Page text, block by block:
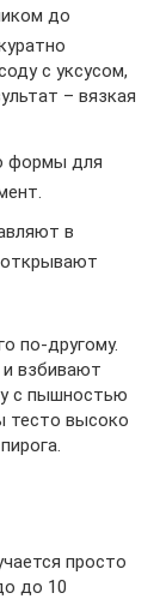
до
с уксусом,
– вязкая
формы для
в
открывают
по-другому.
взбивают
с пышностью
тесто высоко
просто
до 10